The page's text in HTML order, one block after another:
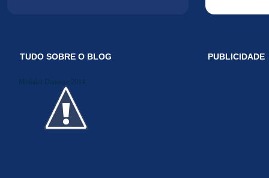
TUDO SOBRE O BLOG
Midiakit Danosse 2014
PUBLICIDADE